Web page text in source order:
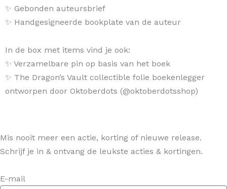
✨ Gebonden auteursbrief
✨ Handgesigneerde bookplate van de auteur
In de box met items vind je ook:
✨ Verzamelbare pin op basis van het boek
✨ The Dragon’s Vault collectible folie boekenlegger
ontworpen door Oktoberdots (@oktoberdotsshop)
Mis nooit meer een actie, korting of nieuwe release.
Schrijf je in & ontvang de leukste acties & kortingen.
E-mail